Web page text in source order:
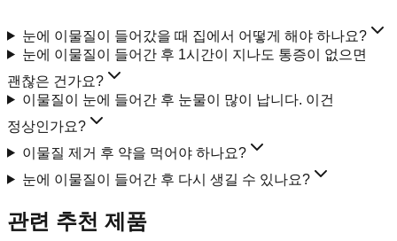
눈에 이물질이 들어갔을 때 집에서 어떻게 해야 하나요?
눈에 이물질이 들어간 후 1시간이 지나도 통증이 없으면
괜찮은 건가요?
이물질이 눈에 들어간 후 눈물이 많이 납니다. 이건
정상인가요?
이물질 제거 후 약을 먹어야 하나요?
눈에 이물질이 들어간 후 다시 생길 수 있나요?
관련 추천 제품